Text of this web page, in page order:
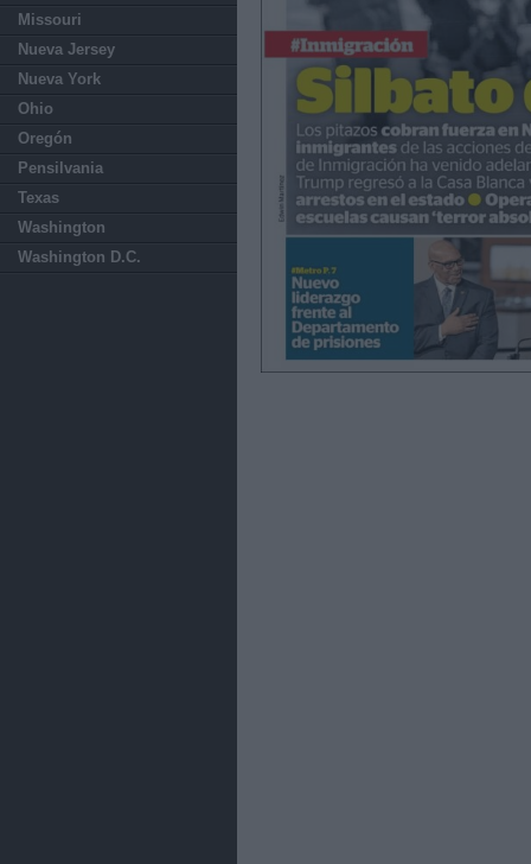
Missouri
Nueva Jersey
Nueva York
Ohio
Oregón
Pensilvania
Texas
Washington
Washington D.C.